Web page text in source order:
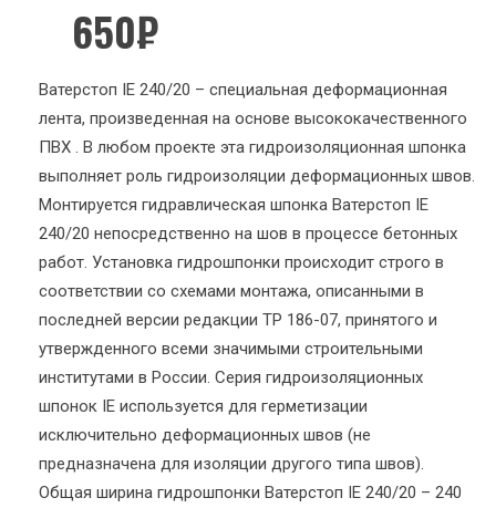
650₽
Ватерстоп IE 240/20 – специальная деформационная
лента, произведенная на основе высококачественного
ПВХ . В любом проекте эта гидроизоляционная шпонка
выполняет роль гидроизоляции деформационных швов.
Монтируется гидравлическая шпонка Ватерстоп IE
240/20 непосредственно на шов в процессе бетонных
работ. Установка гидрошпонки происходит строго в
соответствии со схемами монтажа, описанными в
последней версии редакции ТР 186-07, принятого и
утвержденного всеми значимыми строительными
институтами в России. Серия гидроизоляционных
шпонок IE используется для герметизации
исключительно деформационных швов (не
предназначена для изоляции другого типа швов).
Общая ширина гидрошпонки Ватерстоп IE 240/20 – 240